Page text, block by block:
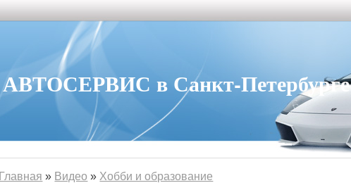
АВТОСЕРВИС в Санкт-Петербурге
Главная » Видео » Хобби и образование